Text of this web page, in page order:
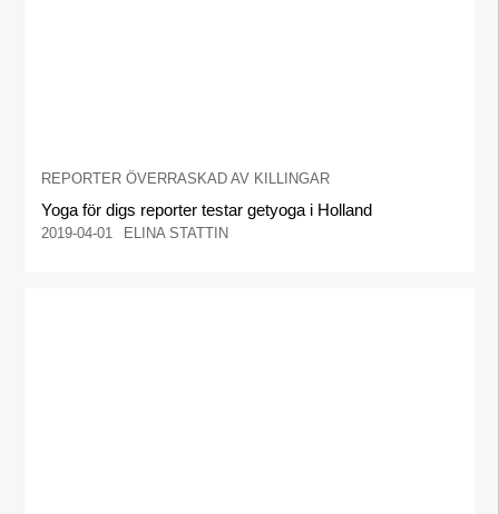
REPORTER ÖVERRASKAD AV KILLINGAR
Yoga för digs reporter testar getyoga i Holland
2019-04-01 ELINA STATTIN